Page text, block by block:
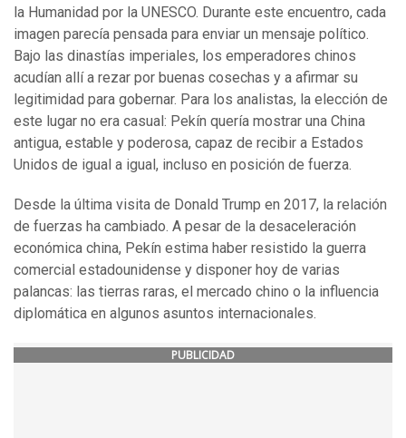
la Humanidad por la UNESCO. Durante este encuentro, cada
imagen parecía pensada para enviar un mensaje político.
Bajo las dinastías imperiales, los emperadores chinos
acudían allí a rezar por buenas cosechas y a afirmar su
legitimidad para gobernar. Para los analistas, la elección de
este lugar no era casual: Pekín quería mostrar una China
antigua, estable y poderosa, capaz de recibir a Estados
Unidos de igual a igual, incluso en posición de fuerza.
Desde la última visita de Donald Trump en 2017, la relación
de fuerzas ha cambiado. A pesar de la desaceleración
económica china, Pekín estima haber resistido la guerra
comercial estadounidense y disponer hoy de varias
palancas: las tierras raras, el mercado chino o la influencia
diplomática en algunos asuntos internacionales.
PUBLICIDAD